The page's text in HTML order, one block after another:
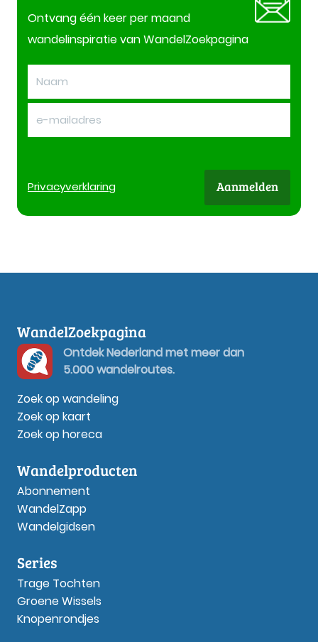
Ontvang één keer per maand
wandelinspiratie van WandelZoekpagina
Privacyverklaring Aanmelden
WandelZoekpagina
Ontdek Nederland met meer dan
5.000 wandelroutes.
Zoek op wandeling
Zoek op kaart
Zoek op horeca
Wandelproducten
Abonnement
WandelZapp
Wandelgidsen
Series
Trage Tochten
Groene Wissels
Knopenrondjes